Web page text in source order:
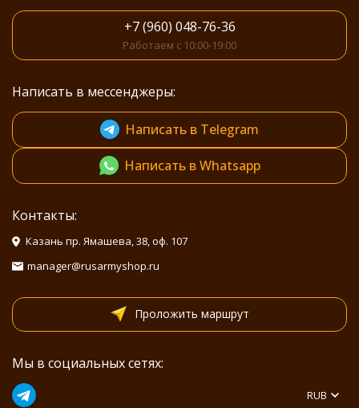
+7 (960) 048-76-36
Работаем с 10:00-19:00
Написать в мессенджеры:
Написать в Telegram
Написать в Whatsapp
Контакты:
Казань пр. Ямашева, 38, оф. 107
manager@rusarmyshop.ru
Проложить маршрут
Мы в социальных сетях:
RUB